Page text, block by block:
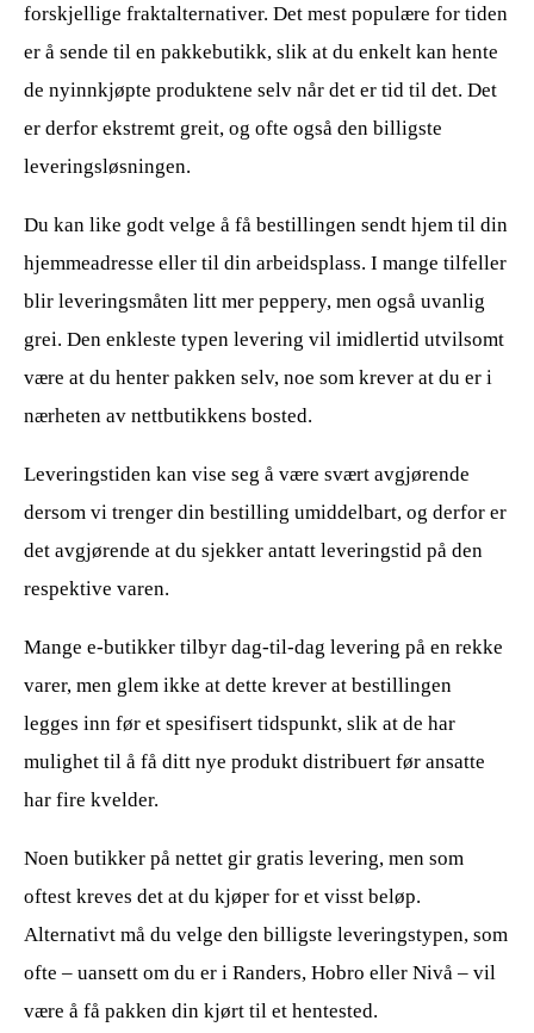
forskjellige fraktalternativer. Det mest populære for tiden
er å sende til en pakkebutikk, slik at du enkelt kan hente
de nyinnkjøpte produktene selv når det er tid til det. Det
er derfor ekstremt greit, og ofte også den billigste
leveringsløsningen.
Du kan like godt velge å få bestillingen sendt hjem til din
hjemmeadresse eller til din arbeidsplass. I mange tilfeller
blir leveringsmåten litt mer peppery, men også uvanlig
grei. Den enkleste typen levering vil imidlertid utvilsomt
være at du henter pakken selv, noe som krever at du er i
nærheten av nettbutikkens bosted.
Leveringstiden kan vise seg å være svært avgjørende
dersom vi trenger din bestilling umiddelbart, og derfor er
det avgjørende at du sjekker antatt leveringstid på den
respektive varen.
Mange e-butikker tilbyr dag-til-dag levering på en rekke
varer, men glem ikke at dette krever at bestillingen
legges inn før et spesifisert tidspunkt, slik at de har
mulighet til å få ditt nye produkt distribuert før ansatte
har fire kvelder.
Noen butikker på nettet gir gratis levering, men som
oftest kreves det at du kjøper for et visst beløp.
Alternativt må du velge den billigste leveringstypen, som
ofte – uansett om du er i Randers, Hobro eller Nivå – vil
være å få pakken din kjørt til et hentested.